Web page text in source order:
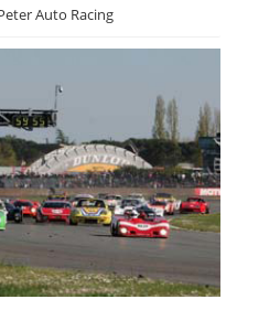
Auto Racing